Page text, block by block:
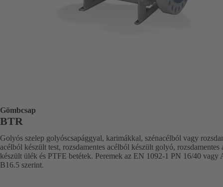
Gömbcsap
BTR
Golyós szelep golyóscsapággyal, karimákkal, szénacélból vagy
acélból készült test, rozsdamentes acélból készült golyó, rozsdamentes
készült ülék és PTFE betétek. Peremek az EN 1092-1 PN 16/40 vagy
B16.5 szerint.